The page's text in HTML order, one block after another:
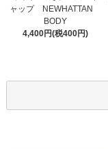
ャップ NEWHATTAN
BODY
4,400円(税400円)